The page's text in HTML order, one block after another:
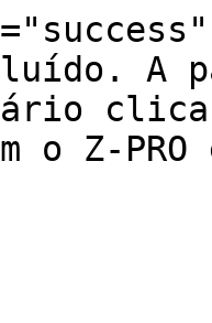
A
o Z-